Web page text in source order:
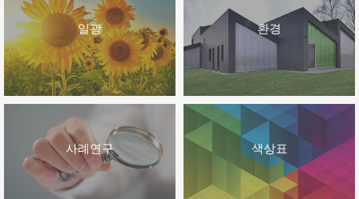
일광 환경
사례연구 색상표